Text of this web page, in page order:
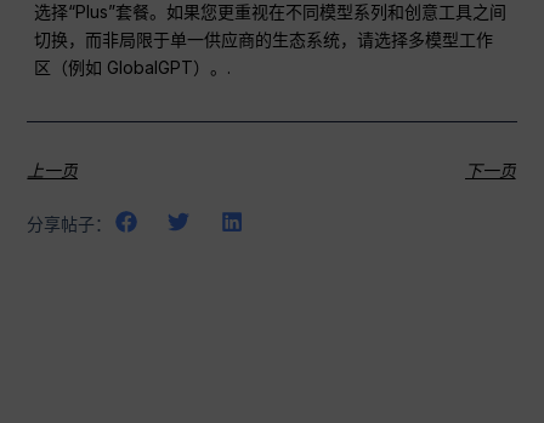
选择“Plus”套餐。如果您更重视在不同模型系列和创意工具之间
切换，而非局限于单一供应商的生态系统，请选择多模型工作
区（例如 GlobalGPT）。.
上一页 下一页
分享帖子：